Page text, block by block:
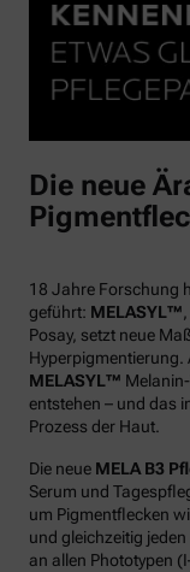
Die neue
18 Jahre Forschung
geführt: MELASYL™
Posay, setzt neue
MELASYL™
entstehen – und das
Prozess der Haut.
Die neue MELA B3
Serum und
um Pigmentflecken
und gleichzeitig
an allen Phototypen